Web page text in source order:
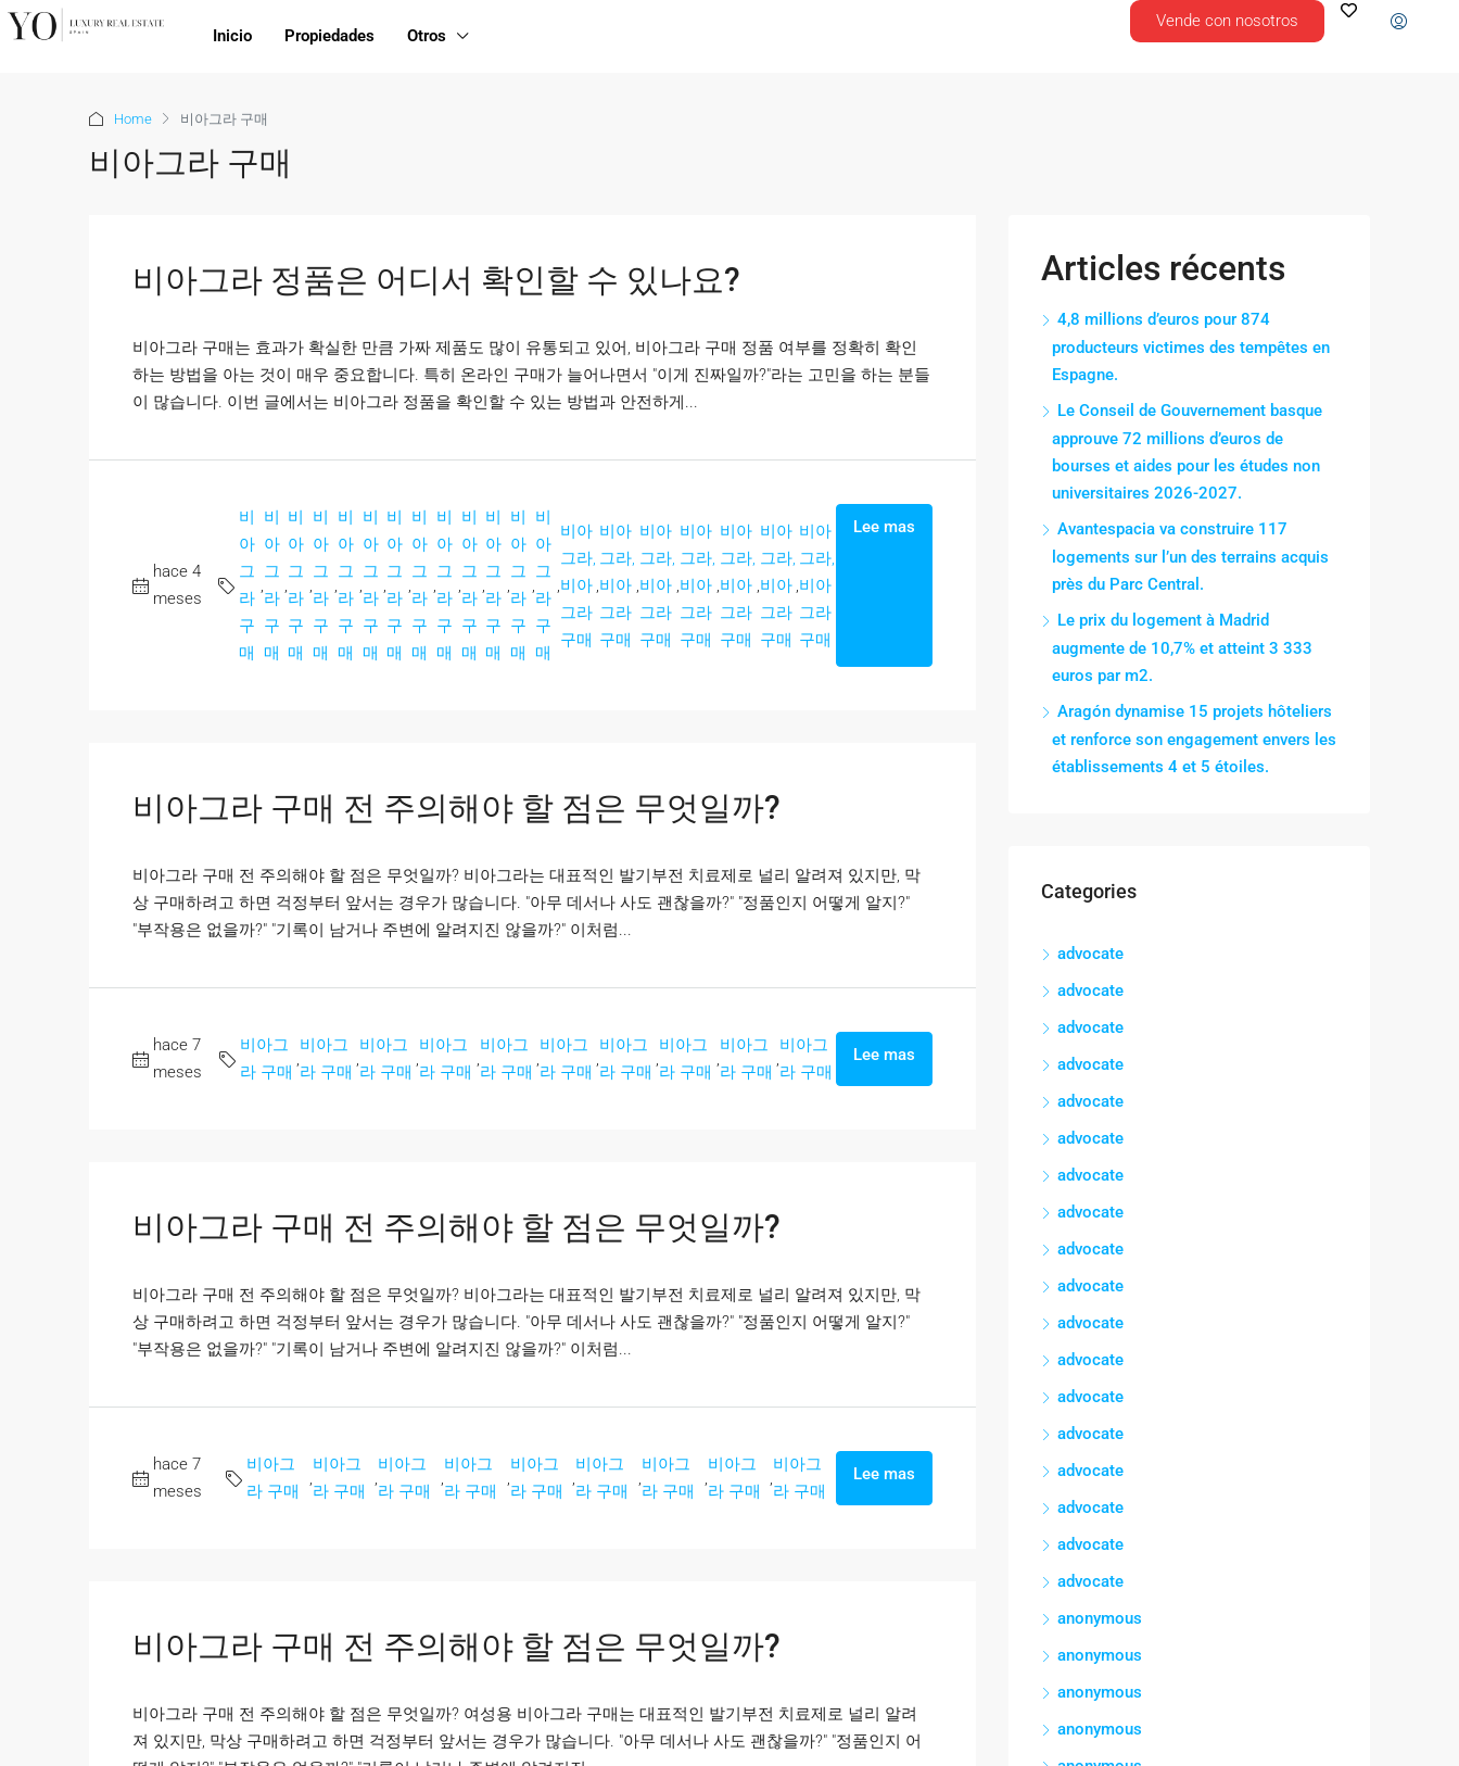
Inicio Propiedades Otros
Vende con nosotros
Home 비아그라 구매
비아그라 구매
비아그라 정품은 어디서 확인할 수 있나요?
비아그라 구매는 효과가 확실한 만큼 가짜 제품도 많이 유통되고 있어, 비아그라 구매 정품 여부를 정확히 확인
하는 방법을 아는 것이 매우 중요합니다. 특히 온라인 구매가 늘어나면서 "이게 진짜일까?"라는 고민을 하는 분들
이 많습니다. 이번 글에서는 비아그라 정품을 확인할 수 있는 방법과 안전하게...
hace 4
meses
비
아
그
라
구
매
비
아
그
라
구
매
비
아
그
라
구
매
비
아
그
라
구
매
비
아
그
라
구
매
비
아
그
라
구
매
비
아
그
라
구
매
비
아
그
라
구
매
비
아
그
라
구
매
비
아
그
라
구
매
비
아
그
라
구
매
비
아
그
라
구
매
비
아
그
라
구
매
비아
그라,
비아
그라
구매
비아
그라,
비아
그라
구매
비아
그라,
비아
그라
구매
비아
그라,
비아
그라
구매
비아
그라,
비아
그라
구매
비아
그라,
비아
그라
구매
비아
그라,
비아
그라
구매
Lee mas
비아그라 구매 전 주의해야 할 점은 무엇일까?
비아그라 구매 전 주의해야 할 점은 무엇일까? 비아그라는 대표적인 발기부전 치료제로 널리 알려져 있지만, 막
상 구매하려고 하면 걱정부터 앞서는 경우가 많습니다. "아무 데서나 사도 괜찮을까?" "정품인지 어떻게 알지?"
"부작용은 없을까?" "기록이 남거나 주변에 알려지진 않을까?" 이처럼...
hace 7
meses
비아그
라 구매
비아그
라 구매
비아그
라 구매
비아그
라 구매
비아그
라 구매
비아그
라 구매
비아그
라 구매
비아그
라 구매
비아그
라 구매
비아그
라 구매
Lee mas
비아그라 구매 전 주의해야 할 점은 무엇일까?
비아그라 구매 전 주의해야 할 점은 무엇일까? 비아그라는 대표적인 발기부전 치료제로 널리 알려져 있지만, 막
상 구매하려고 하면 걱정부터 앞서는 경우가 많습니다. "아무 데서나 사도 괜찮을까?" "정품인지 어떻게 알지?"
"부작용은 없을까?" "기록이 남거나 주변에 알려지진 않을까?" 이처럼...
hace 7
meses
비아그
라 구매
비아그
라 구매
비아그
라 구매
비아그
라 구매
비아그
라 구매
비아그
라 구매
비아그
라 구매
비아그
라 구매
비아그
라 구매
Lee mas
비아그라 구매 전 주의해야 할 점은 무엇일까?
비아그라 구매 전 주의해야 할 점은 무엇일까? 여성용 비아그라 구매는 대표적인 발기부전 치료제로 널리 알려
져 있지만, 막상 구매하려고 하면 걱정부터 앞서는 경우가 많습니다. "아무 데서나 사도 괜찮을까?" "정품인지 어
Articles récents
4,8 millions d’euros pour 874
producteurs victimes des tempêtes en
Espagne.
Le Conseil de Gouvernement basque
approuve 72 millions d’euros de
bourses et aides pour les études non
universitaires 2026-2027.
Avantespacia va construire 117
logements sur l’un des terrains acquis
près du Parc Central.
Le prix du logement à Madrid
augmente de 10,7% et atteint 3 333
euros par m2.
Aragón dynamise 15 projets hôteliers
et renforce son engagement envers les
établissements 4 et 5 étoiles.
Categories
advocate
advocate
advocate
advocate
advocate
advocate
advocate
advocate
advocate
advocate
advocate
advocate
advocate
advocate
advocate
advocate
advocate
advocate
anonymous
anonymous
anonymous
anonymous